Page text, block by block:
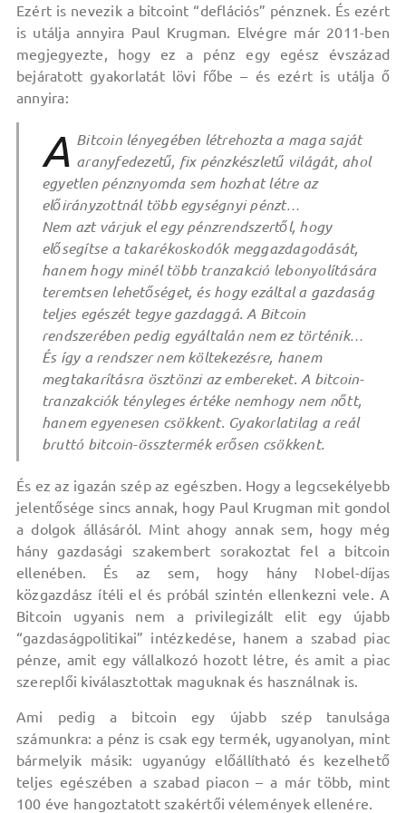
Ezért is nevezik a bitcoint “deflációs” pénznek. És ezért
is utálja annyira Paul Krugman. Elvégre már 2011-ben
megjegyezte, hogy ez a pénz egy egész évszázad
bejáratott gyakorlatát lövi főbe – és ezért is utálja ő
annyira:
A Bitcoin lényegében létrehozta a maga saját
aranyfedezetű, fix pénzkészletű világát, ahol
egyetlen pénznyomda sem hozhat létre az
előirányzottnál több egységnyi pénzt…
Nem azt várjuk el egy pénzrendszertől, hogy
elősegítse a takarékoskodók meggazdagodását,
hanem hogy minél több tranzakció lebonyolítására
teremtsen lehetőséget, és hogy ezáltal a gazdaság
teljes egészét tegye gazdaggá. A Bitcoin
rendszerében pedig egyáltalán nem ez történik…
És így a rendszer nem költekezésre, hanem
megtakarításra ösztönzi az embereket. A bitcoin-
tranzakciók tényleges értéke nemhogy nem nőtt,
hanem egyenesen csökkent. Gyakorlatilag a reál
bruttó bitcoin-össztermék erősen csökkent.
És ez az igazán szép az egészben. Hogy a legcsekélyebb
jelentősége sincs annak, hogy Paul Krugman mit gondol
a dolgok állásáról. Mint ahogy annak sem, hogy még
hány gazdasági szakembert sorakoztat fel a bitcoin
ellenében. És az sem, hogy hány Nobel-díjas
közgazdász ítéli el és próbál szintén ellenkezni vele. A
Bitcoin ugyanis nem a privilegizált elit egy újabb
“gazdaságpolitikai” intézkedése, hanem a szabad piac
pénze, amit egy vállalkozó hozott létre, és amit a piac
szereplői kiválasztottak maguknak és használnak is.
Ami pedig a bitcoin egy újabb szép tanulsága
számunkra: a pénz is csak egy termék, ugyanolyan, mint
bármelyik másik: ugyanúgy előállítható és kezelhető
teljes egészében a szabad piacon – a már több, mint
100 éve hangoztatott szakértői vélemények ellenére.